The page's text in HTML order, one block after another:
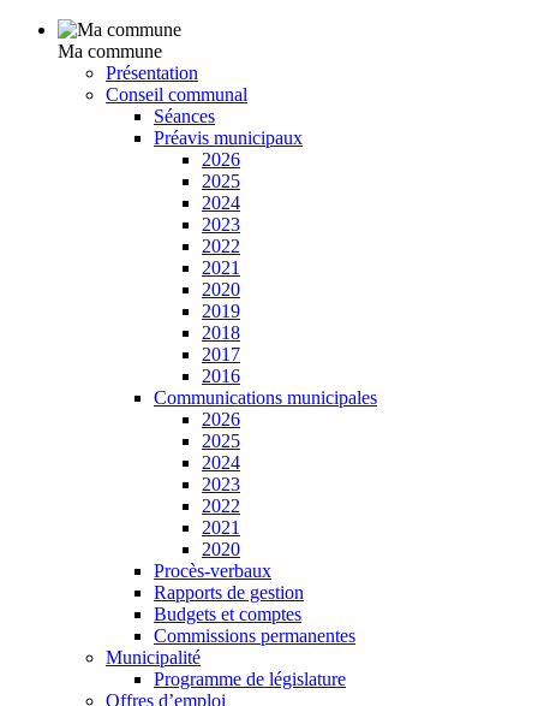
Ma commune
Présentation
Conseil communal
Séances
Préavis municipaux
2026
2025
2024
2023
2022
2021
2020
2019
2018
2017
2016
Communications municipales
2026
2025
2024
2023
2022
2021
2020
Procès-verbaux
Rapports de gestion
Budgets et comptes
Commissions permanentes
Municipalité
Programme de législature
Offres d’emploi